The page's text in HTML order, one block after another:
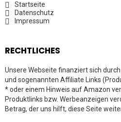
Startseite
Datenschutz
Impressum
RECHTLICHES
Unsere Webseite finanziert sich
und sogenannten Affiliate Links
* oder einem Hinweis auf Amazon
Produktlinks bzw. Werbeanzeigen
Betrag, der uns hilft, diese Seite